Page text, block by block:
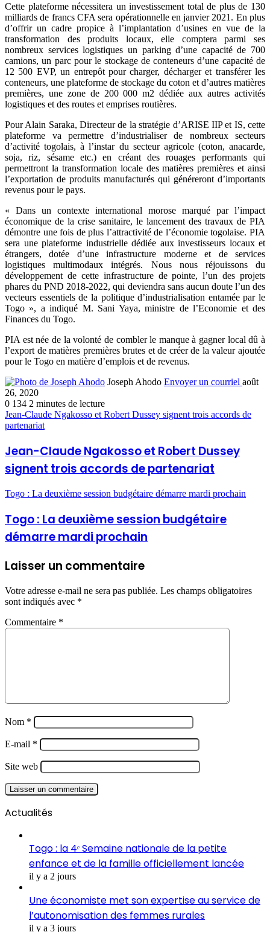
Cette plateforme nécessitera un investissement total de plus de 130
milliards de francs CFA sera opérationnelle en janvier 2021. En plus
d’offrir un cadre propice à l’implantation d’usines en vue de la
transformation des produits locaux, elle comptera parmi ses
nombreux services logistiques un parking d’une capacité de 700
camions, un parc pour le stockage de conteneurs d’une capacité de
12 500 EVP, un entrepôt pour charger, décharger et transférer les
conteneurs, une plateforme de stockage du coton et d’autres matières
premières, une zone de 200 000 m2 dédiée aux autres activités
logistiques et des routes et emprises routières.
Pour Alain Saraka, Directeur de la stratégie d’ARISE IIP et IS, cette
plateforme va permettre d’industrialiser de nombreux secteurs
d’activité togolais, à l’instar du secteur agricole (coton, anacarde,
soja, riz, sésame etc.) en créant des rouages performants qui
permettront la transformation locale des matières premières et ainsi
l’exportation de produits manufacturés qui généreront d’importants
revenus pour le pays.
« Dans un contexte international morose marqué par l’impact
économique de la crise sanitaire, le lancement des travaux de PIA
démontre une fois de plus l’attractivité de l’économie togolaise. PIA
sera une plateforme industrielle dédiée aux investisseurs locaux et
étrangers, dotée d’une infrastructure moderne et de services
logistiques multimodaux intégrés. Nous nous réjouissons du
développement de cette infrastructure de pointe, l’un des projets
phares du PND 2018-2022, qui deviendra sans aucun doute l’un des
vecteurs essentiels de la politique d’industrialisation entamée par le
Togo », a indiqué M. Sani Yaya, ministre de l’Economie et des
Finances du Togo.
PIA est née de la volonté de combler le manque à gagner local dû à
l’export de matières premières brutes et de créer de la valeur ajoutée
pour le Togo en matière d’emplois et de revenus.
Joseph Ahodo Envoyer un courriel août
26, 2020
0 134 2 minutes de lecture
Jean-Claude Ngakosso et Robert Dussey signent trois accords de
partenariat
Jean-Claude Ngakosso et Robert Dussey
signent trois accords de partenariat
Togo : La deuxième session budgétaire démarre mardi prochain
Togo : La deuxième session budgétaire
démarre mardi prochain
Laisser un commentaire
Votre adresse e-mail ne sera pas publiée. Les champs obligatoires
sont indiqués avec *
Commentaire *
Nom *
E-mail *
Site web
Actualités
Togo : la 4ᵉ Semaine nationale de la petite
enfance et de la famille officiellement lancée
il y a 2 jours
Une économiste met son expertise au service de
l’autonomisation des femmes rurales
il y a 3 jours